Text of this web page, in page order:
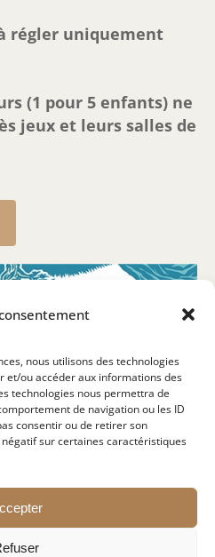
nous utilisons des technologies
et/ou accéder aux informations des
technologies nous permettra de
de navigation ou les ID
consentir ou de retirer son
sur certaines caractéristiques
régler uniquement
(1 pour 5 enfants) ne
jeux et leurs salles de